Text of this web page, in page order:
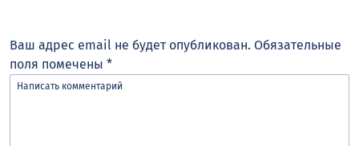
Ваш адрес email не будет опубликован. Обязательные
поля помечены *